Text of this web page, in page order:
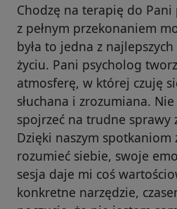
Chodzę na terapię do
z pełnym przekonaniem
była to jedna z
życiu. Pani psycholog
atmosferę, w której czuję
słuchana i zrozumiana.
spojrzeć na trudne sprawy
Dzięki naszym spotkaniom
rozumieć siebie, swoje
sesja daje mi coś
konkretne narzędzie,